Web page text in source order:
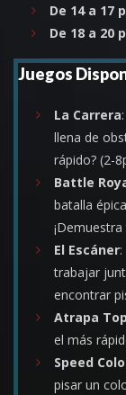
De 14 a 17
De 18 a 20
Juegos
La Carrera
llena de
rápido? (2-
Battle
batalla
El Escáner
trabajar
encontrar
Atrapa
el más
Speed
pisar un